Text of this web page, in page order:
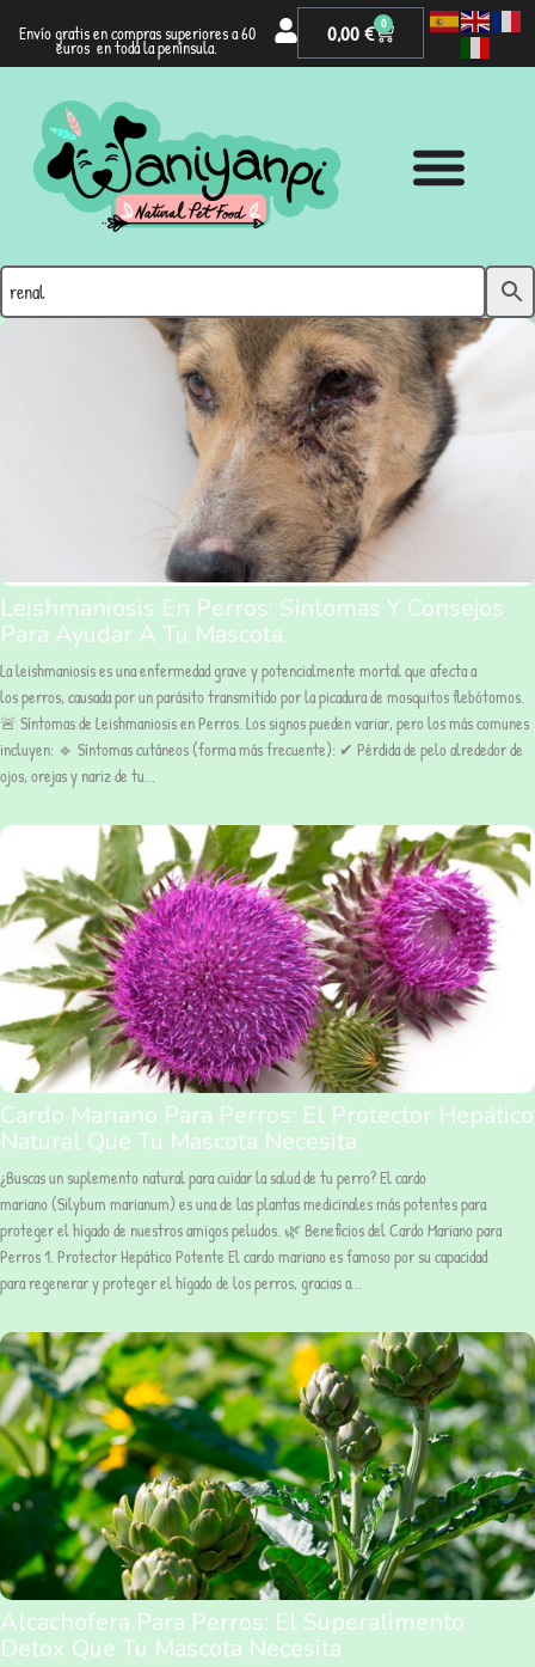
Envío gratis en compras superiores a 60
euros en toda la península.
0,00€ 0
Leishmaniosis En Perros: Síntomas Y Consejos
Para Ayudar A Tu Mascota.
La leishmaniosis es una enfermedad grave y potencialmente mortal que afecta a
los perros, causada por un parásito transmitido por la picadura de mosquitos flebótomos.
🚨 Síntomas de Leishmaniosis en Perros. Los signos pueden variar, pero los más comunes
incluyen: 🔹 Síntomas cutáneos (forma más frecuente): ✔ Pérdida de pelo alrededor de
ojos, orejas y nariz de tu...
Cardo Mariano Para Perros: El Protector Hepático
Natural Que Tu Mascota Necesita
¿Buscas un suplemento natural para cuidar la salud de tu perro? El cardo
mariano (Silybum marianum) es una de las plantas medicinales más potentes para
proteger el hígado de nuestros amigos peludos. 🌿 Beneficios del Cardo Mariano para
Perros 1. Protector Hepático Potente El cardo mariano es famoso por su capacidad
para regenerar y proteger el hígado de los perros, gracias a...
Alcachofera Para Perros: El Superalimento
Detox Que Tu Mascota Necesita